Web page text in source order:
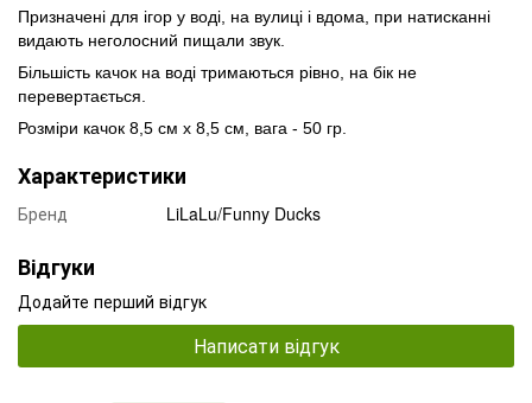
Призначені для ігор у воді, на вулиці і вдома, при натисканні
видають неголосний пищали звук.
Більшість качок на воді тримаються рівно, на бік не
перевертається.
Розміри качок 8,5 см х 8,5 см, вага - 50 гр.
Характеристики
Бренд LiLaLu/Funny Ducks
Відгуки
Додайте перший відгук
Написати відгук